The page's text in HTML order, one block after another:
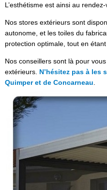
L’esthétisme est ainsi au rendez-
Nos stores extérieurs sont
autonome, et les toiles du
protection optimale, tout en
Nos conseillers sont là pour
extérieurs. N’hésitez pas à les
Quimper et de Concarneau